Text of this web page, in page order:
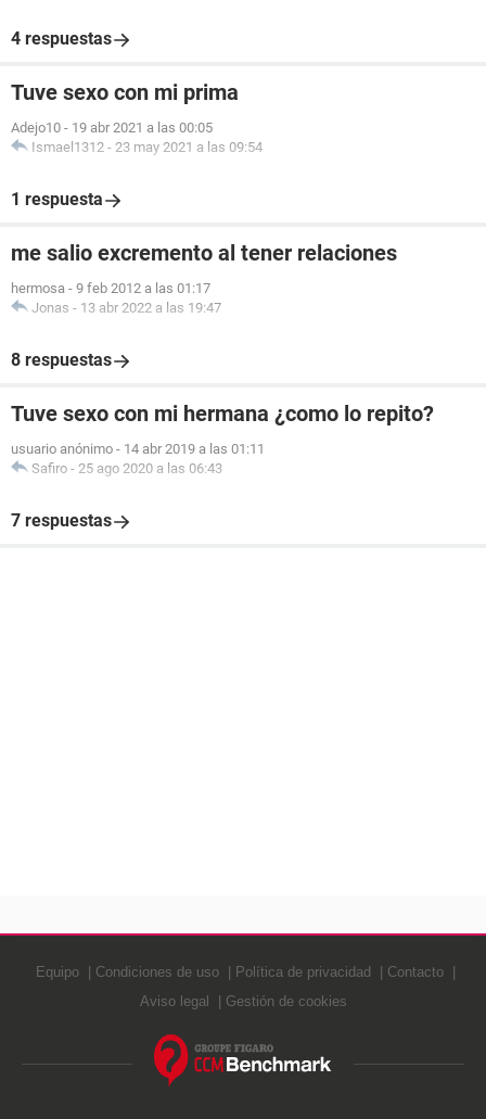
4 respuestas
Tuve sexo con mi prima
Adejo10 - 19 abr 2021 a las 00:05
Ismael1312 - 23 may 2021 a las 09:54
1 respuesta
me salio excremento al tener relaciones
hermosa - 9 feb 2012 a las 01:17
Jonas - 13 abr 2022 a las 19:47
8 respuestas
Tuve sexo con mi hermana ¿como lo repito?
usuario anónimo - 14 abr 2019 a las 01:11
Safiro - 25 ago 2020 a las 06:43
7 respuestas
Equipo Condiciones de uso Política de privacidad
Contacto
Aviso legal
Gestión de cookies